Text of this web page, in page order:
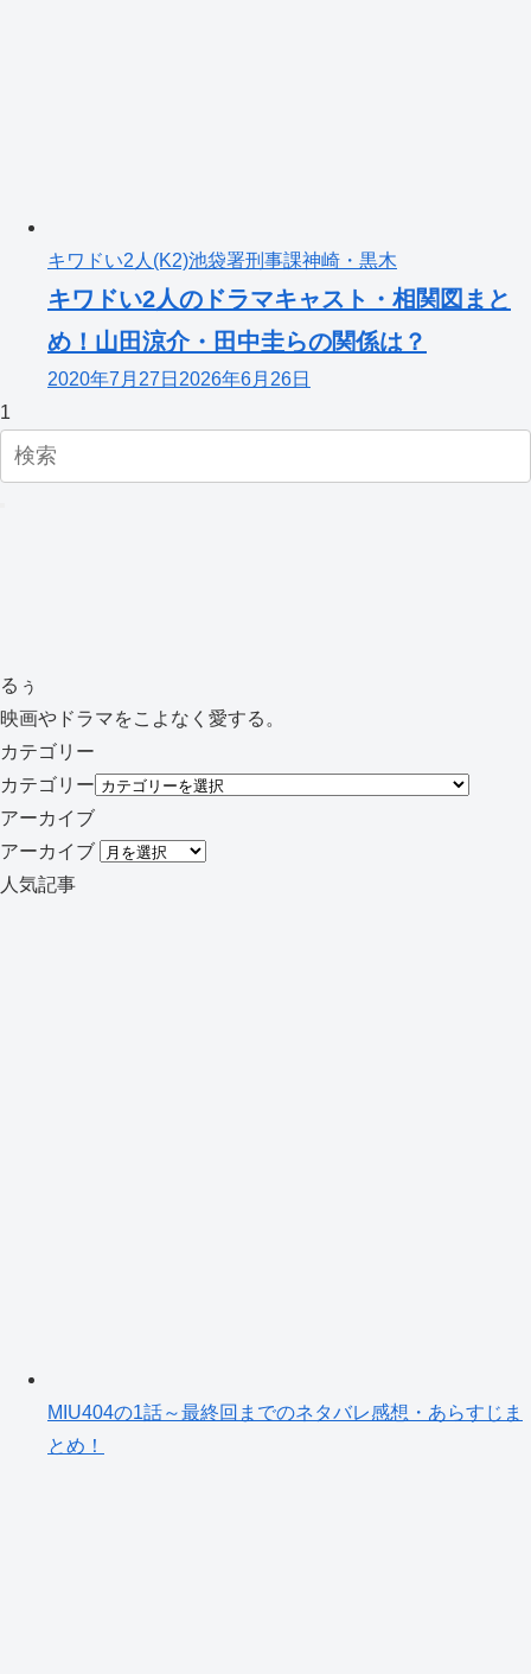
キワドい2人(K2)池袋署刑事課神崎・黒木
キワドい2人のドラマキャスト・相関図まと
め！山田涼介・田中圭らの関係は？
2020年7月27日 2026年6月26日
1
るぅ
映画やドラマをこよなく愛する。
カテゴリー
カテゴリー
アーカイブ
アーカイブ
人気記事
MIU404の1話～最終回までのネタバレ感想・あらすじま
とめ！